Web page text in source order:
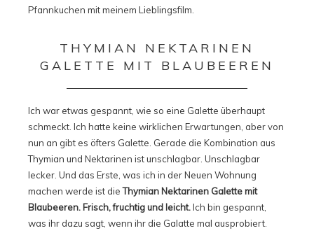
Pfannkuchen mit meinem Lieblingsfilm.
THYMIAN NEKTARINEN
GALETTE MIT BLAUBEEREN
Ich war etwas gespannt, wie so eine Galette überhaupt
schmeckt. Ich hatte keine wirklichen Erwartungen, aber von
nun an gibt es öfters Galette. Gerade die Kombination aus
Thymian und Nektarinen ist unschlagbar. Unschlagbar
lecker. Und das Erste, was ich in der Neuen Wohnung
machen werde ist dieThymian Nektarinen Galette mit
Blaubeeren. Frisch, fruchtig und leicht.Ich bin gespannt,
was ihr dazu sagt, wenn ihr die Galatte mal ausprobiert.